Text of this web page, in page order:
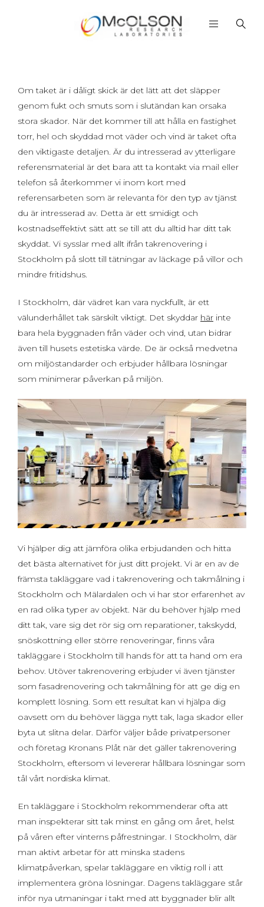
Om taket är i dåligt skick är det lätt att det släpper
genom fukt och smuts som i slutändan kan orsaka
stora skador. När det kommer till att hålla en fastighet
torr, hel och skyddad mot väder och vind är taket ofta
den viktigaste detaljen. Är du intresserad av ytterligare
referensmaterial är det bara att ta kontakt via mail eller
telefon så återkommer vi inom kort med
referensarbeten som är relevanta för den typ av tjänst
du är intresserad av. Detta är ett smidigt och
kostnadseffektivt sätt att se till att du alltid har ditt tak
skyddat. Vi sysslar med allt ifrån takrenovering i
Stockholm på slott till tätningar av läckage på villor och
mindre fritidshus.
I Stockholm, där vädret kan vara nyckfullt, är ett
välunderhållet tak särskilt viktigt. Det skyddar här inte
bara hela byggnaden från väder och vind, utan bidrar
även till husets estetiska värde. De är också medvetna
om miljöstandarder och erbjuder hållbara lösningar
som minimerar påverkan på miljön.
Vi hjälper dig att jämföra olika erbjudanden och hitta
det bästa alternativet för just ditt projekt. Vi är en av de
främsta takläggare vad i takrenovering och takmålning i
Stockholm och Mälardalen och vi har stor erfarenhet av
en rad olika typer av objekt. När du behöver hjälp med
ditt tak, vare sig det rör sig om reparationer, takskydd,
snöskottning eller större renoveringar, finns våra
takläggare i Stockholm till hands för att ta hand om era
behov. Utöver takrenovering erbjuder vi även tjänster
som fasadrenovering och takmålning för att ge dig en
komplett lösning. Som ett resultat kan vi hjälpa dig
oavsett om du behöver lägga nytt tak, laga skador eller
byta ut slitna delar. Därför väljer både privatpersoner
och företag Kronans Plåt när det gäller takrenovering
Stockholm, eftersom vi levererar hållbara lösningar som
tål vårt nordiska klimat.
En takläggare i Stockholm rekommenderar ofta att
man inspekterar sitt tak minst en gång om året, helst
på våren efter vinterns påfrestningar. I Stockholm, där
man aktivt arbetar för att minska stadens
klimatpåverkan, spelar takläggare en viktig roll i att
implementera gröna lösningar. Dagens takläggare står
inför nya utmaningar i takt med att byggnader blir allt